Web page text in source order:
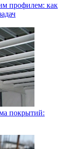
профилем: как
покрытий: